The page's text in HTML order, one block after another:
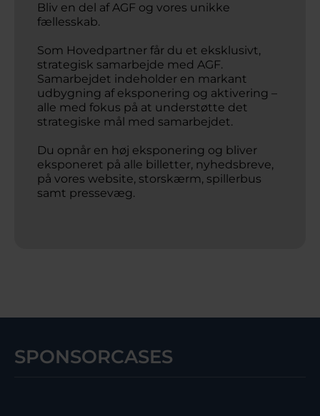
Bliv en del af AGF og vores unikke
fællesskab.
Som Hovedpartner får du et eksklusivt,
strategisk samarbejde med AGF.
Samarbejdet indeholder en markant
udbygning af eksponering og aktivering –
alle med fokus på at understøtte det
strategiske mål med samarbejdet.
Du opnår en høj eksponering og bliver
eksponeret på alle billetter, nyhedsbreve,
på vores website, storskærm, spillerbus
samt pressevæg.
SPONSORCASES